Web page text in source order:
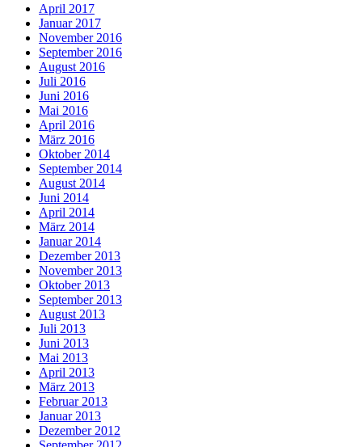
April 2017
Januar 2017
November 2016
September 2016
August 2016
Juli 2016
Juni 2016
Mai 2016
April 2016
März 2016
Oktober 2014
September 2014
August 2014
Juni 2014
April 2014
März 2014
Januar 2014
Dezember 2013
November 2013
Oktober 2013
September 2013
August 2013
Juli 2013
Juni 2013
Mai 2013
April 2013
März 2013
Februar 2013
Januar 2013
Dezember 2012